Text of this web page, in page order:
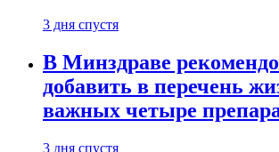
3 дня спустя
В Минздраве
добавить в перечень
важных четыре
3 дня спустя